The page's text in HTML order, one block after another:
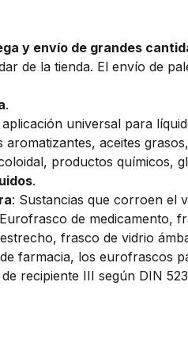
y envío de grandes
de la tienda. El envío de
.
aplicación universal para
aromatizantes, aceites
productos químicos,
.
: Sustancias que corroen el
de medicamento,
frasco de vidrio
de farmacia, los eurofrascos
recipiente III según DIN